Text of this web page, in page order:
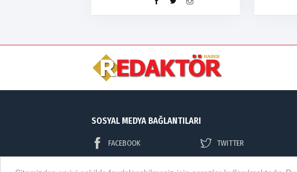
SOSYAL MEDYA BAĞLANTILARI
FACEBOOK TWITTER